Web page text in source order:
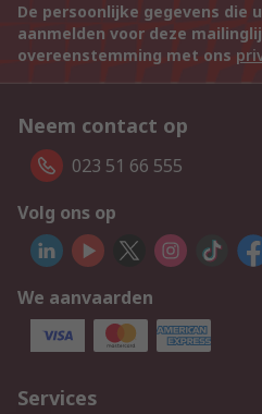
De persoonlijke gegevens die
aanmelden voor deze
overeenstemming met ons
Neem contact op
023 51 66 555
Volg ons op
We aanvaarden
Services